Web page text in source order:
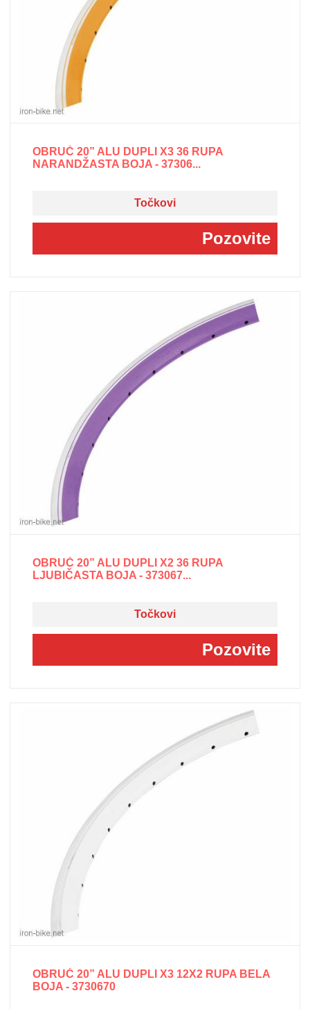
OBRUČ 20” ALU DUPLI X3 36 RUPA
NARANDŽASTA BOJA - 37306...
Točkovi
Pozovite
OBRUČ 20” ALU DUPLI X2 36 RUPA
LJUBIČASTA BOJA - 373067...
Točkovi
Pozovite
OBRUČ 20” ALU DUPLI X3 12X2 RUPA BELA
BOJA - 3730670